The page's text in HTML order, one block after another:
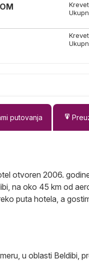
putovanja
otvoren 2006.
na oko 45 km od
puta hotela, a
u oblasti Beldibi,